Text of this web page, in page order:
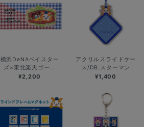
横浜DeNAベイスター
ズ×東北楽天ゴー...
¥2,200
アクリルスライドケー
ス/DB.スターマン
¥1,400